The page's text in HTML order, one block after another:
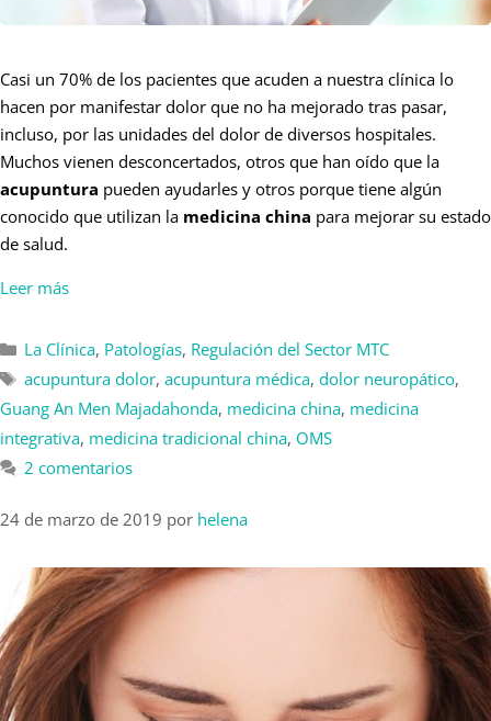
Casi un 70% de los pacientes que acuden a nuestra clínica lo
hacen por manifestar dolor que no ha mejorado tras pasar,
incluso, por las unidades del dolor de diversos hospitales.
Muchos vienen desconcertados, otros que han oído que la
acupuntura pueden ayudarles y otros porque tiene algún
conocido que utilizan la medicina china para mejorar su estado
de salud.
Leer más
La Clínica, Patologías, Regulación del Sector MTC
acupuntura dolor, acupuntura médica, dolor neuropático,
Guang An Men Majadahonda, medicina china, medicina
integrativa, medicina tradicional china, OMS
2 comentarios
24 de marzo de 2019 por helena